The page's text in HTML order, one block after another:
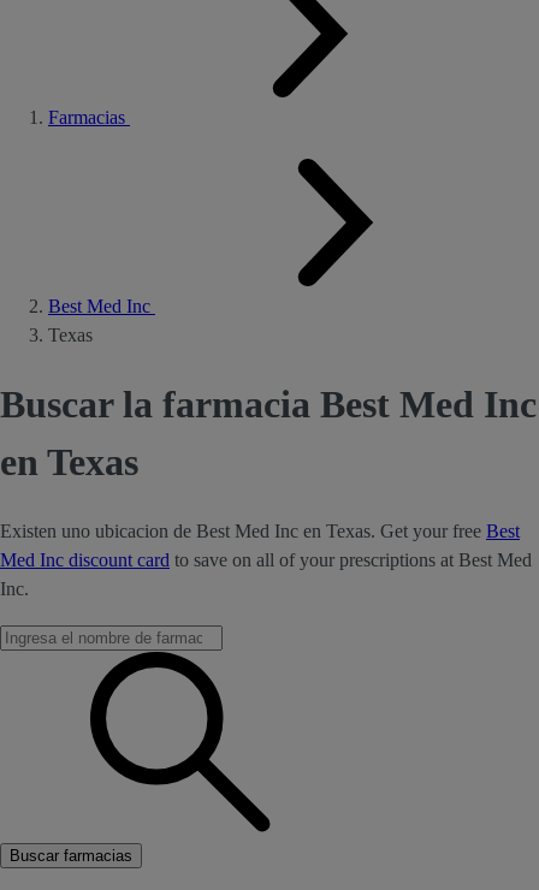
Farmacias
Best Med Inc
Texas
Buscar la farmacia Best Med Inc
en Texas
Existen uno ubicacion de Best Med Inc en Texas. Get your free Best
Med Inc discount card to save on all of your prescriptions at Best Med
Inc.
Buscar farmacias